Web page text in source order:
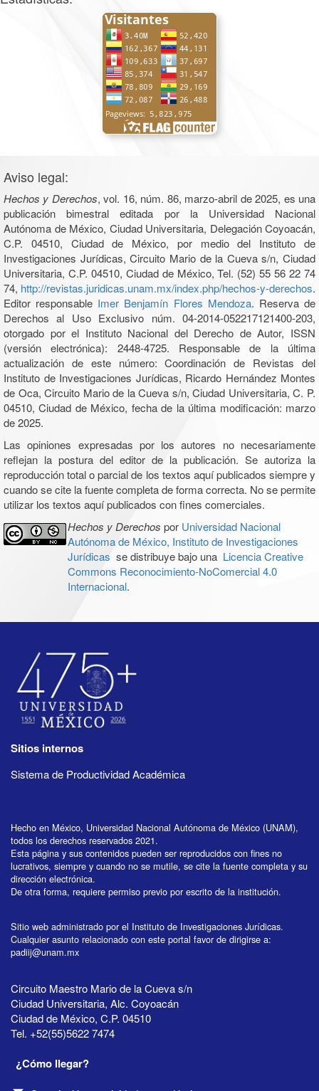
Aviso legal:
Hechos y Derechos, vol. 16, núm. 86, marzo-abril de 2025, es una
publicación bimestral editada por la Universidad Nacional
Autónoma de México, Ciudad Universitaria, Delegación Coyoacán,
C.P. 04510, Ciudad de México, por medio del Instituto de
Investigaciones Jurídicas, Circuito Mario de la Cueva s/n, Ciudad
Universitaria, C.P. 04510, Ciudad de México, Tel. (52) 55 56 22 74
74, http://revistas.juridicas.unam.mx/index.php/hechos-y-derechos.
Editor responsable Imer Benjamín Flores Mendoza. Reserva de
Derechos al Uso Exclusivo núm. 04-2014-052217121400-203,
otorgado por el Instituto Nacional del Derecho de Autor, ISSN
(versión electrónica): 2448-4725. Responsable de la última
actualización de este número: Coordinación de Revistas del
Instituto de Investigaciones Jurídicas, Ricardo Hernández Montes
de Oca, Circuito Mario de la Cueva s/n, Ciudad Universitaria, C. P.
04510, Ciudad de México, fecha de la última modificación: marzo
de 2025.
Las opiniones expresadas por los autores no necesariamente
reflejan la postura del editor de la publicación. Se autoriza la
reproducción total o parcial de los textos aquí publicados siempre y
cuando se cite la fuente completa de forma correcta. No se permite
utilizar los textos aquí publicados con fines comerciales.
Hechos y Derechos por Universidad Nacional
Autónoma de México, Instituto de Investigaciones
Jurídicas se distribuye bajo una Licencia Creative
Commons Reconocimiento-NoComercial 4.0
Internacional.
Sitios internos
Sistema de Productividad Académica
Hecho en México, Universidad Nacional Autónoma de México (UNAM),
todos los derechos reservados 2021.
Esta página y sus contenidos pueden ser reproducidos con fines no
lucrativos, siempre y cuando no se mutile, se cite la fuente completa y su
dirección electrónica.
De otra forma, requiere permiso previo por escrito de la institución.
Sitio web administrado por el Instituto de Investigaciones Jurídicas.
Cualquier asunto relacionado con este portal favor de dirigirse a:
padiij@unam.mx
Circuito Maestro Mario de la Cueva s/n
Ciudad Universitaria, Alc. Coyoacán
Ciudad de México, C.P. 04510
Tel. +52(55)5622 7474
¿Cómo llegar?